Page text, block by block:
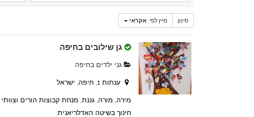
סינון מיין לפי: אקראי
גן שילובים בחיפה
גני ילדים בחיפה
ענתות 1, חיפה, ישראל
מירה, מורה, גננת, מנחת קבוצות הורים וצוותי
חינוך בשיטה האדלריאנית.